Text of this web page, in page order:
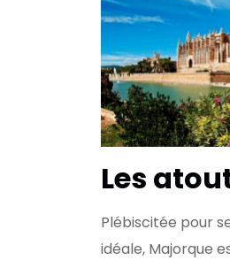
Les
Plébiscitée pour
idéale, Majorque